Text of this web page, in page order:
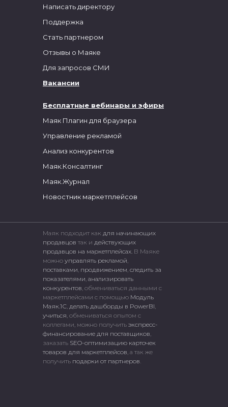
Бесплатные вебинары и эфиры
Маяк Плагин для браузера
Управление рекламой
Анализ конкурентов
Маяк.Консалтинг
Маяк.Журнал
Новостник маркетплейсов
Написать директору
Поддержка
Стать партнером
Отзывы о Маяке
Для запросов СМИ
Вакансии
Маяк подходит как для начинающих
продавцов так и действующих
продавцов на маркетплейсах. В Маяке
можно управлять рекламой
поставками продвижением следить за
показателями анализировать
конкурентов , обмениваться данными с
маркетплейсами c помощью Модуль
Маяк.1С делать дашборды в PowerBI
учиться , обмениваться опытом с
коллегами, можно получить экспресс-
финансирование для поставщиков
заказать SEO-оптимизацию карточек
товаров для маркетплейсов , а так же
получить подарки от партнеров